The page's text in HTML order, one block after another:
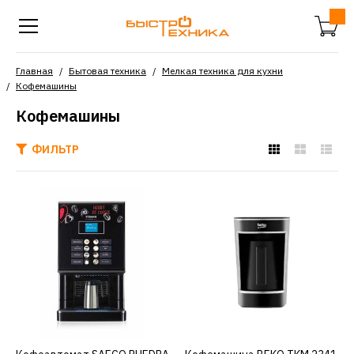
Главная Бытовая техника
Мелкая техника для кухни
Кофемашины
Кофемашины
ФИЛЬТР
Кофеавтомат SAECO
PHEDRA EVO 9GR RI BLK
226210р.